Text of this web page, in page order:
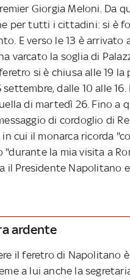
Giorgia Meloni. Da
per tutti i cittadini: si è
E verso le 13 è
varcato la soglia di
si è chiusa alle 19
settembre, dalle 10 alle
di martedì 26. Fino a
di cordoglio di
cui il monarca ricorda
"durante la mia visita a
il Presidente Napolitano
ardente
il feretro di Napolitano
a lui anche la